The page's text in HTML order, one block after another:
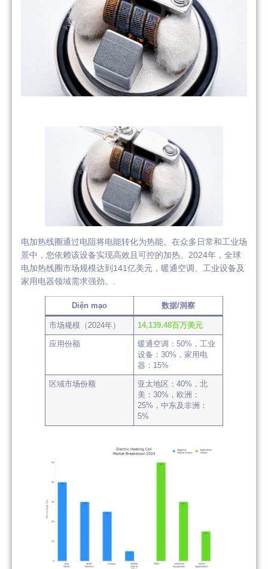
电加热线圈通过电阻将电能转化为热能。在众多日常和工业场
景中，您依赖该设备实现高效且可控的加热。2024年，全球
电加热线圈市场规模达到141亿美元，暖通空调、工业设备及
家用电器领域需求强劲。.
Diện mạo 数据/洞察
市场规模（2024年） 14,139.48百万美元
应用份额
暖通空调：50%，工业
设备：30%，家用电
器：15%
区域市场份额
亚太地区：40%，北
美：30%，欧洲：
25%，中东及非洲：
5%